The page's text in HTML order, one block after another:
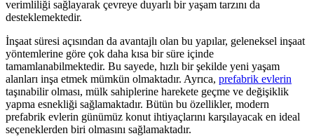
verimliliği sağlayarak çevreye duyarlı bir yaşam tarzını da
desteklemektedir.
İnşaat süresi açısından da avantajlı olan bu yapılar, geleneksel inşaat
yöntemlerine göre çok daha kısa bir süre içinde
tamamlanabilmektedir. Bu sayede, hızlı bir şekilde yeni yaşam
alanları inşa etmek mümkün olmaktadır. Ayrıca, prefabrik evlerin
taşınabilir olması, mülk sahiplerine harekete geçme ve değişiklik
yapma esnekliği sağlamaktadır. Bütün bu özellikler, modern
prefabrik evlerin günümüz konut ihtiyaçlarını karşılayacak en ideal
seçeneklerden biri olmasını sağlamaktadır.